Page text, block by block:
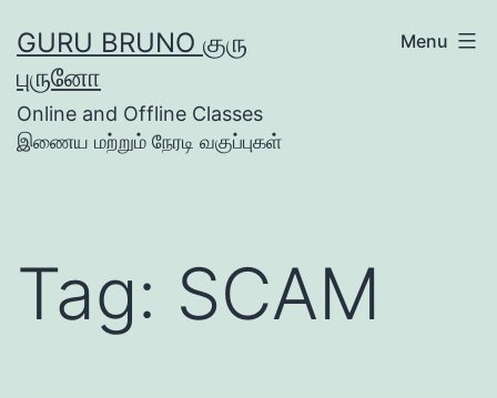
to
content
GURU BRUNO குரு
புருனோ
Online and Offline Classes
இணைய மற்றும் நேரடி வகுப்புகள்
Menu
Tag: SCAM